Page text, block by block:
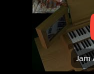
Jam